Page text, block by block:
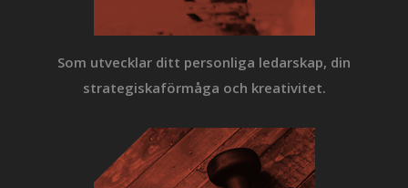
Som utvecklar ditt personliga ledarskap, din
strategiskaförmåga och kreativitet.